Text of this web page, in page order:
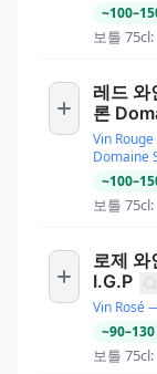
~100–
보틀 75cl:
레드 와
론
Vin
Domaine
~100–
보틀 75cl:
로제
I.G.P
Vin Rosé
~90–130
보틀